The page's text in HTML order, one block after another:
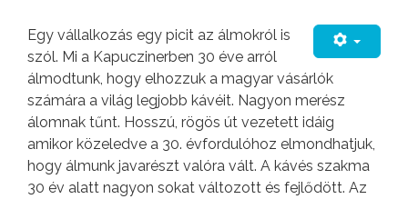
Egy vállalkozás egy picit az álmokról is
szól. Mi a Kapuczinerben 30 éve arról
álmodtunk, hogy elhozzuk a magyar vásárlók
számára a világ legjobb kávéit. Nagyon merész
álomnak tűnt. Hosszú, rögös út vezetett idáig
amikor közeledve a 30. évfordulóhoz elmondhatjuk,
hogy álmunk javarészt valóra vált. A kávés szakma
30 év alatt nagyon sokat változott és fejlődött. Az